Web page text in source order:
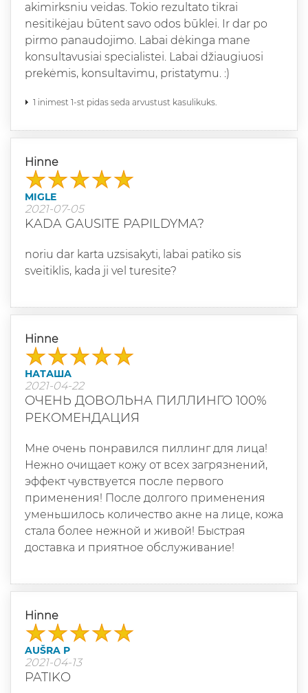
akimirksniu veidas. Tokio rezultato tikrai
nesitikėjau būtent savo odos būklei. Ir dar po
pirmo panaudojimo. Labai dėkinga mane
konsultavusiai specialistei. Labai džiaugiuosi
prekėmis, konsultavimu, pristatymu. :)
1 inimest 1-st pidas seda arvustust kasulikuks.
Hinne
MIGLE
2021-07-05
KADA GAUSITE PAPILDYMA?
noriu dar karta uzsisakyti, labai patiko sis
sveitiklis, kada ji vel turesite?
Hinne
НАТАША
2021-04-22
ОЧЕНЬ ДОВОЛЬНА ПИЛЛИНГО 100%
РЕКОМЕНДАЦИЯ
Мне очень понравился пиллинг для лица!
Нежно очищает кожу от всех загрязнений,
эффект чувствуется после первого
применения! После долгого применения
уменьшилось количество акне на лице, кожа
стала более нежной и живой! Быстрая
доставка и приятное обслуживание!
Hinne
AUŠRA P
2021-04-13
PATIKO